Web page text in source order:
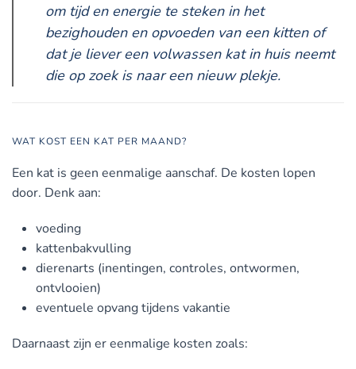
om tijd en energie te steken in het
bezighouden en opvoeden van een kitten of
dat je liever een volwassen kat in huis neemt
die op zoek is naar een nieuw plekje.
WAT KOST EEN KAT PER MAAND?
Een kat is geen eenmalige aanschaf. De kosten lopen
door. Denk aan:
voeding
kattenbakvulling
dierenarts (inentingen, controles, ontwormen,
ontvlooien)
eventuele opvang tijdens vakantie
Daarnaast zijn er eenmalige kosten zoals: